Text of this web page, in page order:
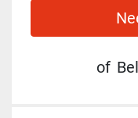
of Bel